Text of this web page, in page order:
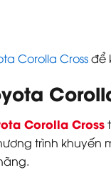
Corolla Crossđể
Corolla Cross
trình